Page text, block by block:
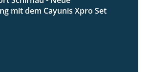
mit dem Cayunis Xpro Set